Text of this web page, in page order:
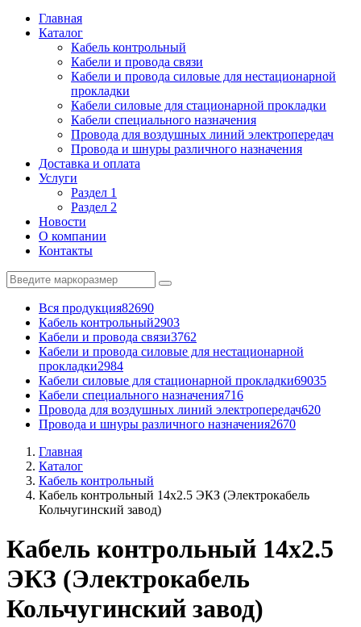
Главная
Каталог
Кабель контрольный
Кабели и провода связи
Кабели и провода силовые для нестационарной
прокладки
Кабели силовые для стационарной прокладки
Кабели специального назначения
Провода для воздушных линий электропередач
Провода и шнуры различного назначения
Доставка и оплата
Услуги
Раздел 1
Раздел 2
Новости
О компании
Контакты
Вся продукция82690
Кабель контрольный2903
Кабели и провода связи3762
Кабели и провода силовые для нестационарной
прокладки2984
Кабели силовые для стационарной прокладки69035
Кабели специального назначения716
Провода для воздушных линий электропередач620
Провода и шнуры различного назначения2670
Главная
Каталог
Кабель контрольный
Кабель контрольный 14x2.5 ЭКЗ (Электрокабель
Кольчугинский завод)
Кабель контрольный 14x2.5
ЭКЗ (Электрокабель
Кольчугинский завод)